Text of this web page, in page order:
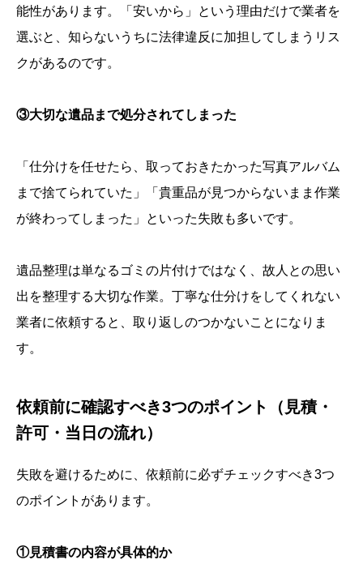
能性があります。「安いから」という理由だけで業者を
選ぶと、知らないうちに法律違反に加担してしまうリス
クがあるのです。
③大切な遺品まで処分されてしまった
「仕分けを任せたら、取っておきたかった写真アルバム
まで捨てられていた」「貴重品が見つからないまま作業
が終わってしまった」といった失敗も多いです。
遺品整理は単なるゴミの片付けではなく、故人との思い
出を整理する大切な作業。丁寧な仕分けをしてくれない
業者に依頼すると、取り返しのつかないことになりま
す。
依頼前に確認すべき3つのポイント（見積・
許可・当日の流れ）
失敗を避けるために、依頼前に必ずチェックすべき3つ
のポイントがあります。
①見積書の内容が具体的か